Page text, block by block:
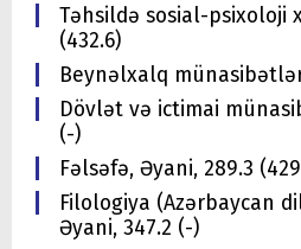
Təhsildə sosial-psixoloji
(432.6)
Beynəlxalq
Dövlət və ictimai
(-)
Fəlsəfə, Əyani, 289.3
Filologiya (Azərbaycan
Əyani, 347.2 (-)